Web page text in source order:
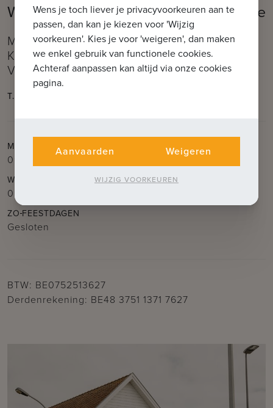
Welkom in ons kantoor IMMAX Brugge
Moerkerkse Steenweg 1, 8310 Brugge (Sint-
Kruis)
Vlakbij de Kruispoort
T.
MA VR
09.30u – 12.30u
WO
09.30u – 12.30u
ZO FEESTDAGEN
Gesloten
BTW: BE0752513627
Derdenrekening: BE48 3751 1371 7627
Wens je toch liever je privacyvoorkeuren aan te
passen, dan kan je kiezen voor 'Wijzig
voorkeuren'. Kies je voor 'weigeren', dan maken
we enkel gebruik van functionele cookies.
Achteraf aanpassen kan altijd via onze cookies
pagina.
Aanvaarden Weigeren
WIJZIG VOORKEUREN